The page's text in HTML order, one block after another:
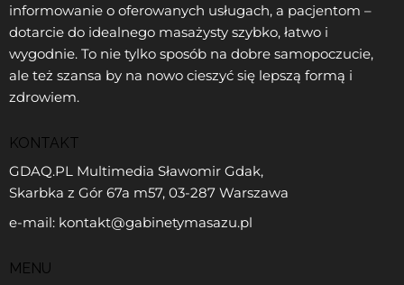
informowanie o oferowanych usługach, a pacjentom –
dotarcie do idealnego masażysty szybko, łatwo i
wygodnie. To nie tylko sposób na dobre samopoczucie,
ale też szansa by na nowo cieszyć się lepszą formą i
zdrowiem.
KONTAKT
GDAQ.PL Multimedia Sławomir Gdak,
Skarbka z Gór 67a m57, 03-287 Warszawa
e-mail: kontakt@gabinetymasazu.pl
MENU